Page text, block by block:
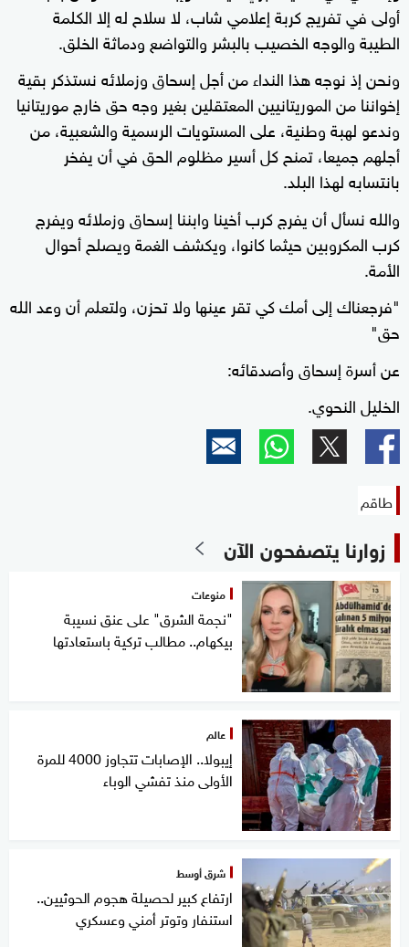
أولى في تفريج كربة إعلامي شاب، لا سلاح له إلا الكلمة
الطيبة والوجه الخصيب بالبشر والتواضع ودماثة الخلق.
ونحن إذ نوجه هذا النداء من أجل إسحاق وزملائه نستذكر بقية
إخواننا من الموريتانيين المعتقلين بغير وجه حق خارج موريتانيا
وندعو لهبة وطنية، على المستويات الرسمية والشعبية، من
أجلهم جميعا، تمنح كل أسير مظلوم الحق في أن يفخر
بانتسابه لهذا البلد.
والله نسأل أن يفرج كرب أخينا وابننا إسحاق وزملائه ويفرج
كرب المكروبين حيثما كانوا، ويكشف الغمة ويصلح أحوال
الأمة.
"فرجعناك إلى أمك كي تقر عينها ولا تحزن، ولتعلم أن وعد الله
حق"
عن أسرة إسحاق وأصدقائه:
الخليل النحوي.
طاقم
زوارنا يتصفحون الآن
منوعات
"نجمة الشرق" على عنق نسيبة
بيكهام.. مطالب تركية باستعادتها
عالم
إيبولا.. الإصابات تتجاوز 4000 للمرة
الأولى منذ تفشي الوباء
شرق أوسط
ارتفاع كبير لحصيلة هجوم الحوثيين..
استنفار وتوتر أمني وعسكري